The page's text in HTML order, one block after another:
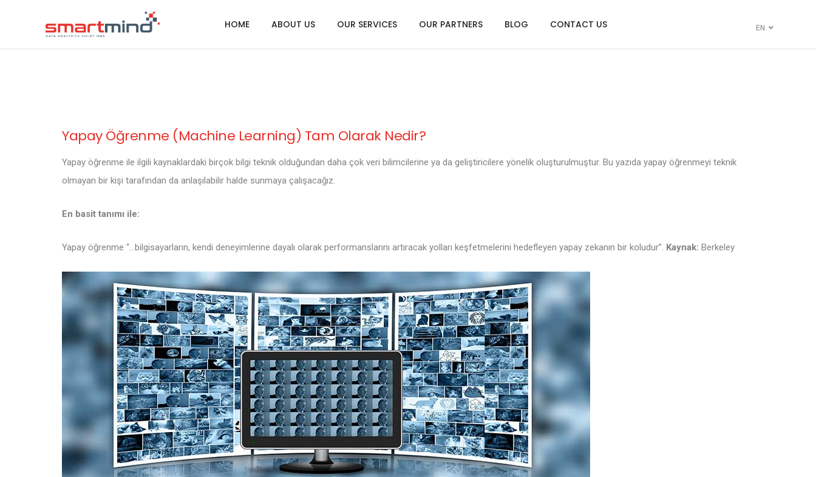
HOME ABOUT US OUR SERVICES OUR PARTNERS BLOG CONTACT US EN
Yapay Öğrenme (Machine Learning) Tam Olarak Nedir?
Yapay öğrenme ile ilgili kaynaklardaki birçok bilgi teknik olduğundan daha çok veri bilimcilerine ya da geliştiricilere yönelik oluşturulmuştur. Bu yazıda yapay öğrenmeyi teknik
olmayan bir kişi tarafından da anlaşılabilir halde sunmaya çalışacağız.
En basit tanımı ile:
Yapay öğrenme “…bilgisayarların, kendi deneyimlerine dayalı olarak performanslarını artıracak yolları keşfetmelerini hedefleyen yapay zekanın bir koludur”. Kaynak: Berkeley